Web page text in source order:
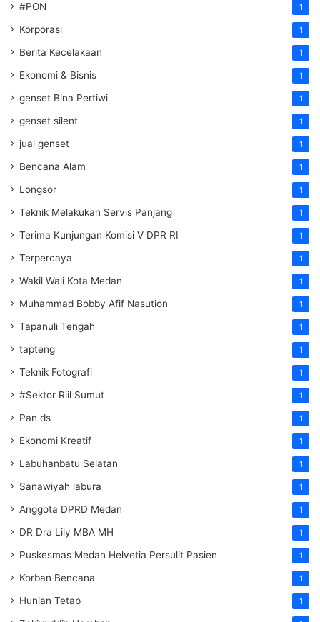
#PON 1
Korporasi 1
Berita Kecelakaan 1
Ekonomi & Bisnis 1
genset Bina Pertiwi 1
genset silent 1
jual genset 1
Bencana Alam 1
Longsor 1
Teknik Melakukan Servis Panjang 1
Terima Kunjungan Komisi V DPR RI 1
Terpercaya 1
Wakil Wali Kota Medan 1
Muhammad Bobby Afif Nasution 1
Tapanuli Tengah 1
tapteng 1
Teknik Fotografi 1
#Sektor Riil Sumut 1
Pan ds 1
Ekonomi Kreatif 1
Labuhanbatu Selatan 1
Sanawiyah labura 1
Anggota DPRD Medan 1
DR Dra Lily MBA MH 1
Puskesmas Medan Helvetia Persulit Pasien 1
Korban Bencana 1
Hunian Tetap 1